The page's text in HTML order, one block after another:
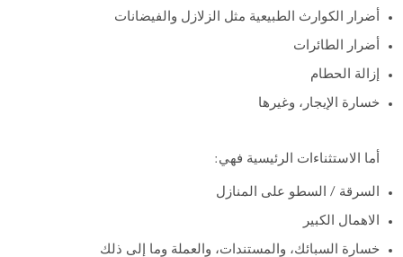
أضرار الكوارث الطبيعية مثل الزلازل والفيضانات
أضرار الطائرات
إزالة الحطام
خسارة الإيجار، وغيرها
أما الاستثناءات الرئيسية فهي:
السرقة / السطو على المنازل
الاهمال الكبير
خسارة السبائك، والمستندات، والعملة وما إلى ذلك